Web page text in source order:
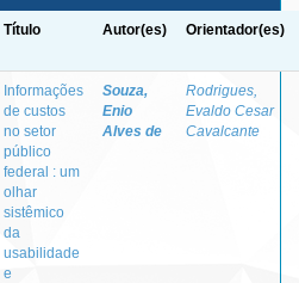
Título Autor(es) Orientador(es)
Informações
de custos
no setor
público
federal : um
olhar
sistêmico
da
usabilidade
e
Souza,
Enio
Alves de
Rodrigues,
Evaldo Cesar
Cavalcante